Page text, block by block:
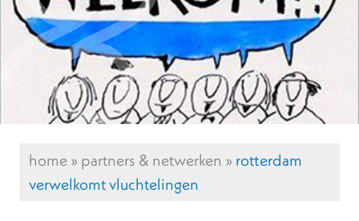
home»partners & netwerken »rotterdam
verwelkomt vluchtelingen